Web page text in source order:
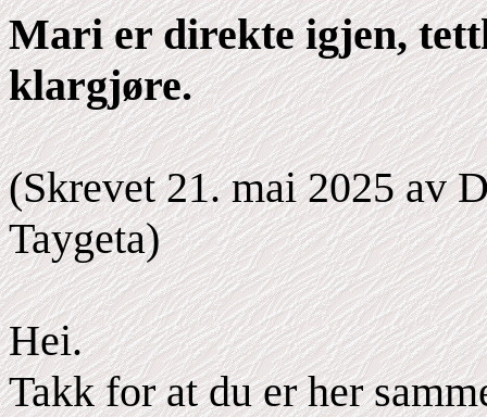
Mari er direkte igjen,
klargjøre.
(Skrevet 21. mai 2025 av
Taygeta)
Hei.
Takk for at du er her